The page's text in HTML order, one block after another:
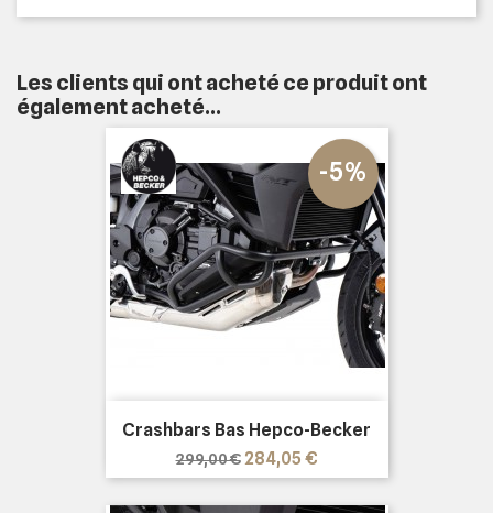
Les clients qui ont acheté ce produit ont
également acheté...
Crashbars Bas Hepco-Becker
Prix
de
base
299,00 €
-5%
Prix
284,05 €